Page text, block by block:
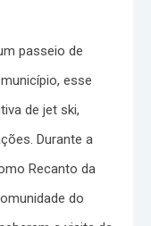
passeio de
esse
de jet ski,
Durante a
Recanto da
do